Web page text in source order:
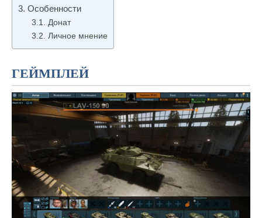
Особенности
Донат
Личное мнение
ГЕЙМПЛЕЙ